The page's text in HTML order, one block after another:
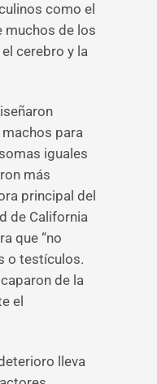
como el
muchos de los
cerebro y la
para
iguales
más
principal del
de California
que “no
o testículos.
de la
el
lleva